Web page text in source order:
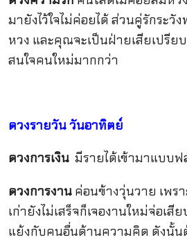
มายังไว้ใจไม่ค่อยได้ ส่วนคู่รักระวั
หวง และคุณจะเป็นฝ่ายเสียเปรีย
สนใจคนใหม่มากกว่า
ดวงรายวัน วันอาทิตย์
ดวงการเงิน มีรายได้เข้ามาแบบ
ดวงการงานค่อนข้างวุ่นวาย เพรา
เก่ายังไม่เสร็จก็เจองานใหม่จ่อเสี
แย้งกับคนอื่นด้านความคิด ดังนั้น